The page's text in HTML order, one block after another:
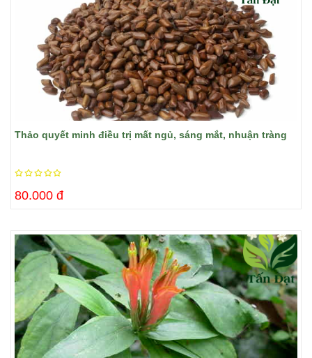
Thảo quyết minh điều trị mất ngủ, sáng mắt, nhuận tràng
80.000 đ